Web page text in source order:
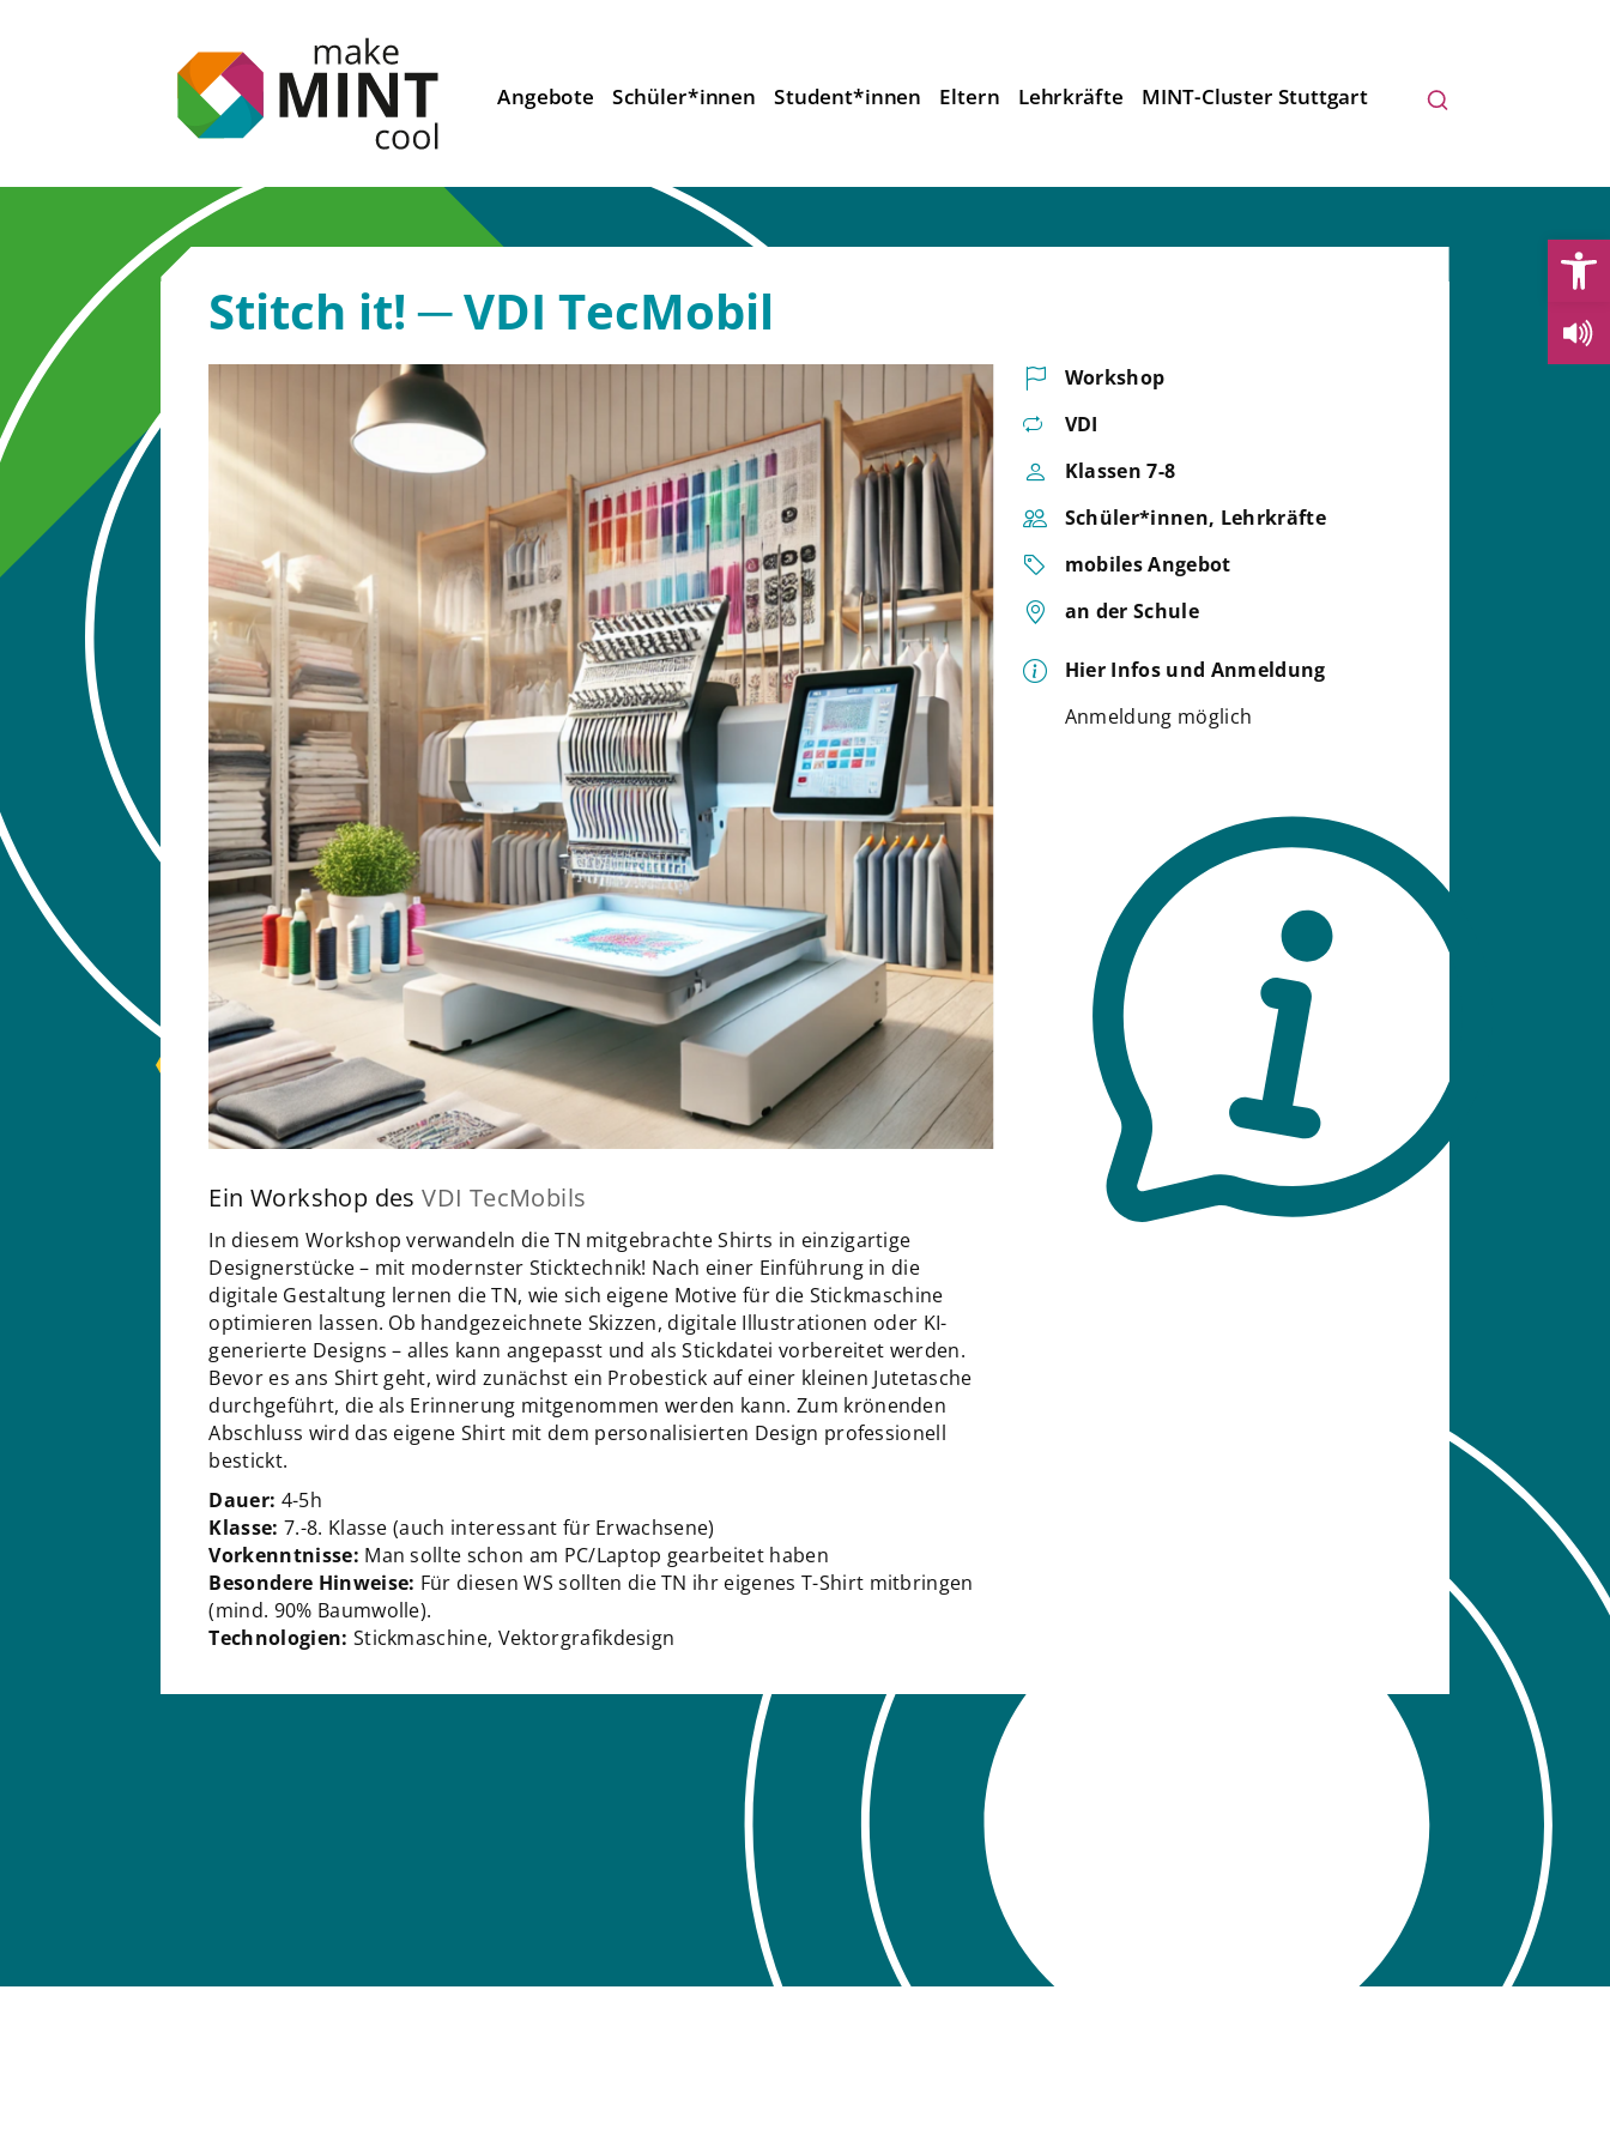
Angebote Schüler*innen Student*innen Eltern Lehrkräfte MINT-Cluster Stuttgart
Stitch it! ─ VDI TecMobil
Ein Workshop desVDI TecMobils
In diesem Workshop verwandeln die TN mitgebrachte Shirts in einzigartige
Designerstücke – mit modernster Sticktechnik! Nach einer Einführung in die
digitale Gestaltung lernen die TN, wie sich eigene Motive für die Stickmaschine
optimieren lassen. Ob handgezeichnete Skizzen, digitale Illustrationen oder KI-
generierte Designs – alles kann angepasst und als Stickdatei vorbereitet werden.
Bevor es ans Shirt geht, wird zunächst ein Probestick auf einer kleinen Jutetasche
durchgeführt, die als Erinnerung mitgenommen werden kann. Zum krönenden
Abschluss wird das eigene Shirt mit dem personalisierten Design professionell
bestickt.
Dauer: 4-5h
Klasse: 7.-8. Klasse (auch interessant für Erwachsene)
Vorkenntnisse: Man sollte schon am PC/Laptop gearbeitet haben
Besondere Hinweise: Für diesen WS sollten die TN ihr eigenes T-Shirt mitbringen
(mind. 90% Baumwolle).
Technologien: Stickmaschine, Vektorgrafikdesign
Workshop
VDI
Klassen 7-8
Schüler*innen, Lehrkräfte
mobiles Angebot
an der Schule
Hier Infos und Anmeldung
Anmeldung möglich